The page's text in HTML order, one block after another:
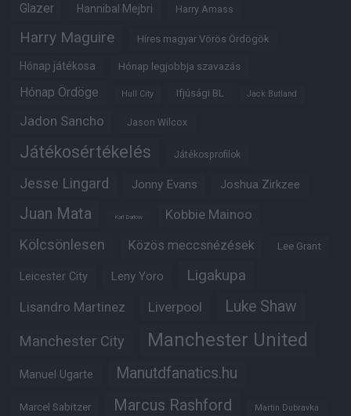
Glazer Hannibal Mejbri Harry Amass
Harry Maguire Híres magyar Vörös Ördögök
Hónap játékosa Hónap legjobbja szavazás
Hónap Ördöge Hull City Ifjúsági BL Jack Butland
Jadon Sancho Jason Wilcox
Játékosértékelés Játékosprofilok
Jesse Lingard Jonny Evans Joshua Zirkzee
Juan Mata Karl Darlow Kobbie Mainoo
Kölcsönlesen Közös meccsnézések Lee Grant
Leicester City Leny Yoro Ligakupa
Lisandro Martinez Liverpool Luke Shaw
Manchester City Manchester United
Manuel Ugarte Manutdfanatics.hu
Marcel Sabitzer Marcus Rashford Martin Dubravka